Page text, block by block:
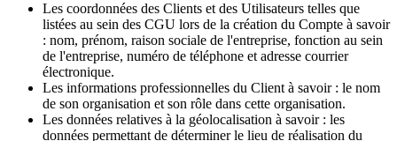
Les coordonnées des Clients et des Utilisateurs telles que
listées au sein des CGU lors de la création du Compte à savoir
: nom, prénom, raison sociale de l'entreprise, fonction au sein
de l'entreprise, numéro de téléphone et adresse courrier
électronique.
Les informations professionnelles du Client à savoir : le nom
de son organisation et son rôle dans cette organisation.
Les données relatives à la géolocalisation à savoir : les
données permettant de déterminer le lieu de réalisation du